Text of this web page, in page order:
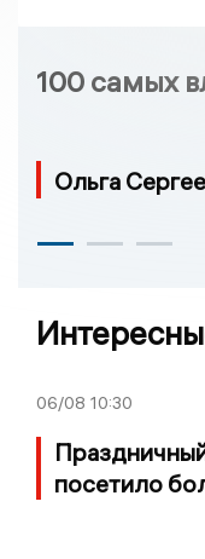
100 самых
Ольга
06/08 10:30
посетило